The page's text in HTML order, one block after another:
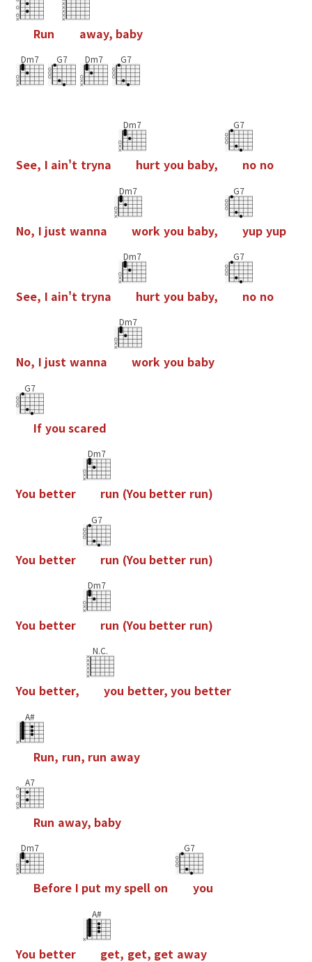
Run away, baby
Dm7 G7 Dm7 G7
See, I ain't tryna
Dm7
hurt you baby,
G7
no no
No, I just wanna
Dm7
work you baby,
G7
yup yup
See, I ain't tryna
Dm7
hurt you baby,
G7
no no
No, I just wanna
Dm7
work you baby
G7
If you scared
You better
Dm7
run (You better run)
You better
G7
run (You better run)
You better
Dm7
run (You better run)
You better,
N.C.
you better, you better
A#
Run, run, run away
A7
Run away, baby
Dm7
Before I put myspell on
G7
you
You better
A#
get, get, get away